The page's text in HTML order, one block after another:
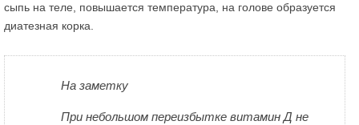
сыпь на теле, повышается температура, на голове образуется
диатезная корка.
На заметку
При небольшом переизбытке витамин Д не